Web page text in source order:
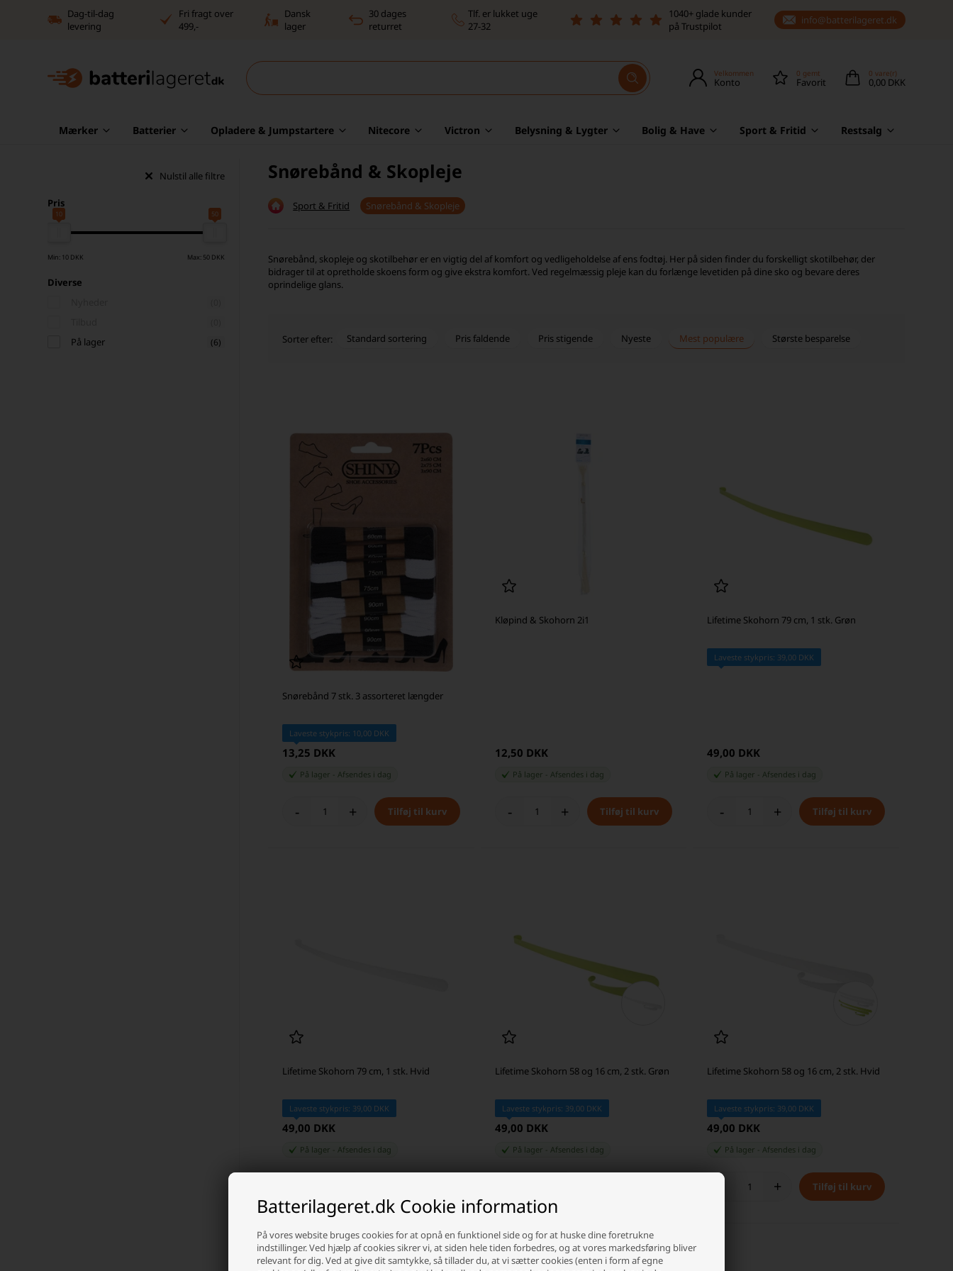
Batterilageret.dk Cookie information
På vores website bruges cookies for at opnå en funktionel side og for at huske dine foretrukne
indstillinger. Ved hjælp af cookies sikrer vi, at siden hele tiden forbedres, og at vores markedsføring bliver
relevant for dig. Ved at give dit samtykke, så tillader du, at vi sætter cookies (enten i form af egne
Dag-til-dag
levering
Fri fragt over
499,-
Dansk
lager
30 dages
returret
Tlf. er lukket uge
27-32
1040+ glade kunder
på Trustpilot
info@batterilageret.dk
Velkommen
Konto
0 gemt
Favorit
0 vare(r)
0,00 DKK
Mærker Batterier Opladere & Jumpstartere Nitecore Victron Belysning & Lygter Bolig & Have Sport & Fritid Restsalg
Nulstil alle filtre
Pris
10 50
Min: 10 DKK Max: 50 DKK
Diverse
På lager (6)
Snørebånd & Skopleje
Sport & Fritid Snørebånd & Skopleje
Snørebånd, skopleje og skotilbehør er en vigtig del af komfort og vedligeholdelse af ens fodtøj. Her på siden finder du forskelligt skotilbehør, der
bidrager til at opretholde skoens form og give ekstra komfort. Ved regelmæssig pleje kan du forlænge levetiden på dine sko og bevare deres
oprindelige glans.
Sorter efter: Standard sortering Pris faldende Pris stigende Nyeste Mest populære Største besparelse
Snørebånd 7 stk. 3 assorteret længder
Laveste stykpris: 10,00 DKK
13,25 DKK
På lager -Afsendes i dag
- +
Kløpind & Skohorn 2i1
12,50 DKK
På lager Afsendes i dag
- +
Lifetime Skohorn 79 cm, 1 stk. Grøn
Laveste stykpris: 39,00 DKK
49,00 DKK
På lager -Afsendes i dag
- +
Lifetime Skohorn 79 cm, 1 stk. Hvid
Laveste stykpris: 39,00 DKK
49,00 DKK
På lager Afsendes i dag
Lifetime Skohorn 58 og 16 cm, 2 stk. Grøn
Laveste stykpris: 39,00 DKK
49,00 DKK
På lager Afsendes i dag
Lifetime Skohorn 58 og 16 cm, 2 stk. Hvid
Laveste stykpris: 39,00 DKK
49,00 DKK
På lager Afsendes i dag
+